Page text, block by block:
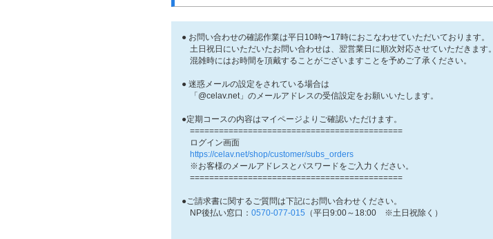
● お問い合わせの確認作業は平日10時〜17時におこなわせていただいております。
土日祝日にいただいたお問い合わせは、翌営業日に順次対応させていただきます。
混雑時にはお時間を頂戴することがございますことを予めご了承ください。
● 迷惑メールの設定をされている場合は
「@celav.net」のメールアドレスの受信設定をお願いいたします。
●定期コースの内容はマイページよりご確認いただけます。
============================================
ログイン画面
https://celav.net/shop/customer/subs_orders
※お客様のメールアドレスとパスワードをご入力ください。
============================================
●ご請求書に関するご質問は下記にお問い合わせください。
NP後払い窓口：0570-077-015 （平日9:00～18:00 ※土日祝除く）